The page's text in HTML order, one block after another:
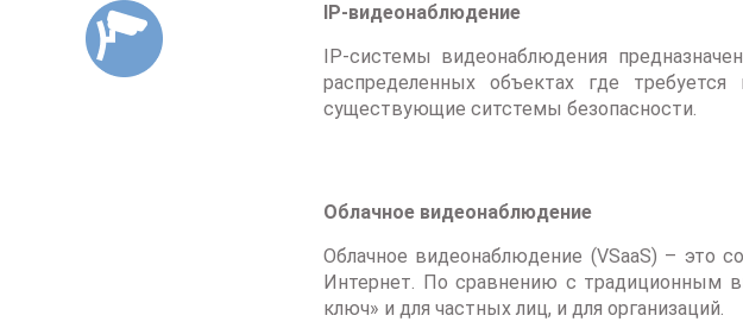
IP-видеонаблюдение
IP-системы видеонаблюдения
распределенных объектах где
существующие ситстемы безопасности.
Облачное видеонаблюдение
Облачное видеонаблюдение (VSaaS) – это
Интернет. По сравнению с традиционным
ключ» и для частных лиц, и для организаций.